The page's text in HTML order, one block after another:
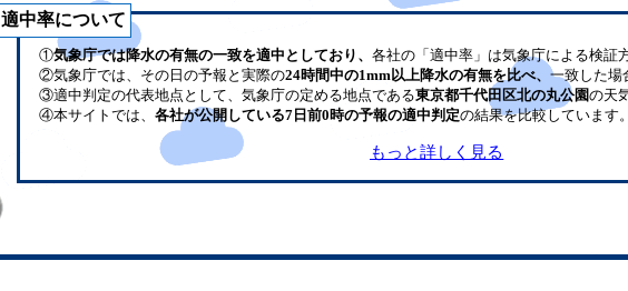
適中率について
①気象庁では降水の有無の一致を適中としており、 各社の「適中率」は気象庁による検証
②気象庁では、その日の予報と実際の24時間中の1mm以上降水の有無を比べ、 一致した場
③適中判定の代表地点として、気象庁の定める地点である東京都千代田区北の丸公園の天
④本サイトでは、 各社が公開している7日前0時の予報の適中判定の結果を比較しています
もっと詳しく見る